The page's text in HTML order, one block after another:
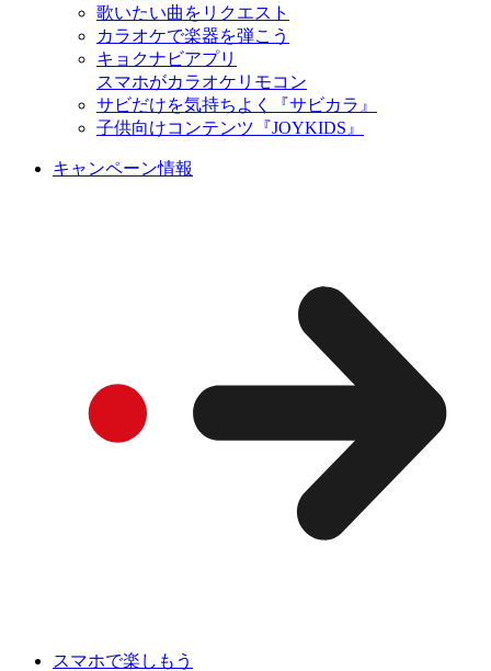
歌いたい曲をリクエスト
カラオケで楽器を弾こう
キョクナビアプリ
スマホがカラオケリモコン
サビだけを気持ちよく『サビカラ』
子供向けコンテンツ『JOYKIDS』
キャンペーン情報
スマホで楽しもう